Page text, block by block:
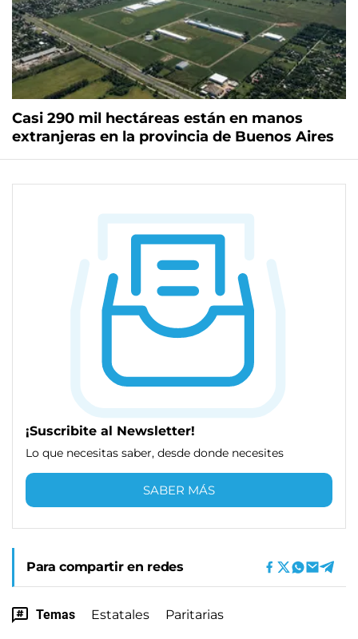
Casi 290 mil hectáreas están en manos
extranjeras en la provincia de Buenos Aires
¡Suscribite al Newsletter!
Lo que necesitas saber, desde donde necesites
SABER MÁS
Para compartir en redes
Temas Estatales Paritarias